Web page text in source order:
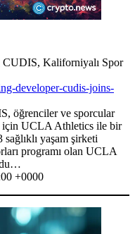
CUDIS, Kaliforniyalı Spor
developer-cudis-joins-
öğrenciler ve sporcular
için UCLA Athletics ile bir
yaşam şirketi
programı olan UCLA
+0000